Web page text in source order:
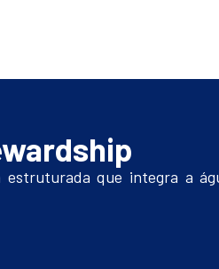
estruturada que integra a